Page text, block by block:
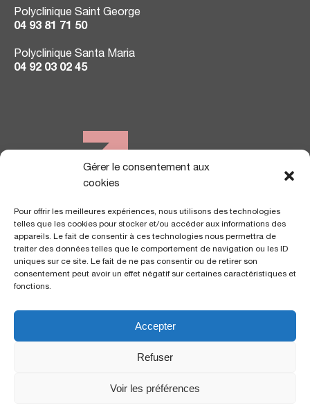
Gérer le consentement aux
cookies
Pour offrir les meilleures expériences, nous utilisons des technologies
telles que les cookies pour stocker et/ou accéder aux informations des
appareils. Le fait de consentir à ces technologies nous permettra de
traiter des données telles que le comportement de navigation ou les ID
uniques sur ce site. Le fait de ne pas consentir ou de retirer son
consentement peut avoir un effet négatif sur certaines caractéristiques et
fonctions.
Accepter
Refuser
Voir les préférences
Polyclinique Saint George
04 93 81 71 50
Polyclinique Santa Maria
04 92 03 02 45
Polyclinique Saint George
Polyclinique Santa Maria
06200 Nice